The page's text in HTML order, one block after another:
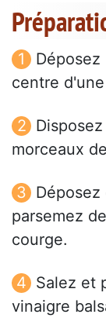
centre
morceaux
parsemez
courge.
Salez et
vinaigre